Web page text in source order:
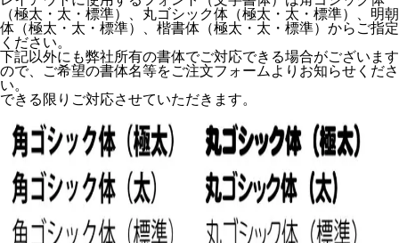
（極太・太・標準）、丸ゴシック体（極太・太・標準）、明朝
体（極太・太・標準）、楷書体（極太・太・標準）からご指定
ください。
下記以外にも弊社所有の書体でご対応できる場合がございます
ので、ご希望の書体名等をご注文フォームよりお知らせくださ
い。
できる限りご対応させていただきます。